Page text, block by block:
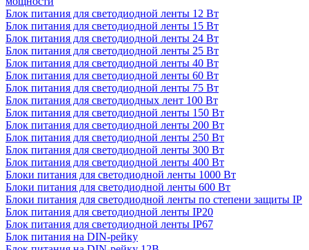
Блок питания для светодиодной ленты 12 Вт
Блок питания для светодиодной ленты 15 Вт
Блок питания для светодиодной ленты 24 Вт
Блок питания для светодиодной ленты 25 Вт
Блок питания для светодиодной ленты 40 Вт
Блок питания для светодиодной ленты 60 Вт
Блок питания для светодиодной ленты 75 Вт
Блок питания для светодиодных лент 100 Вт
Блок питания для светодиодной ленты 150 Вт
Блок питания для светодиодной ленты 200 Вт
Блок питания для светодиодной ленты 250 Вт
Блок питания для светодиодной ленты 300 Вт
Блок питания для светодиодной ленты 400 Вт
Блоки питания для светодиодной ленты 1000 Вт
Блоки питания для светодиодной ленты 600 Вт
Блоки питания для светодиодной ленты по степени защиты IP
Блок питания для светодиодной ленты IP20
Блок питания для светодиодной ленты IP67
Блок питания на DIN-рейку